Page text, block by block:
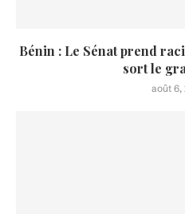
Bénin : Le Sénat prend
sort le
août 6,